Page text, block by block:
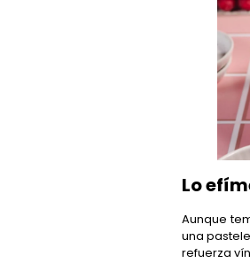
Lo
Aunque
una
refuerza